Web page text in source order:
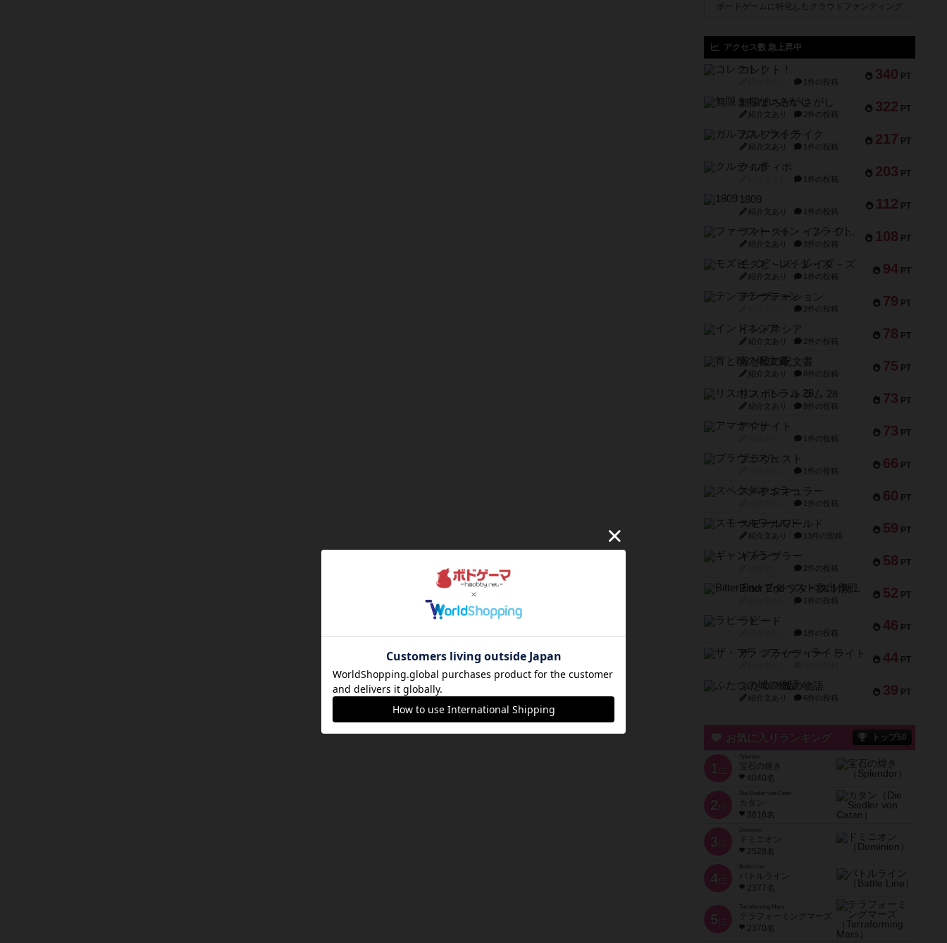
ボードゲームに特化したクラウドファンディング
アクセス数 急上昇中
340 PT
コレクト！
1件の投稿
322 PT
無限まちがいさがし
紹介文あり 2件の投稿
217 PT
ガルフストライク
紹介文あり 1件の投稿
203 PT
クルティボ
1件の投稿
112 PT
1809
紹介文あり 1件の投稿
108 PT
ファースト・イン・フライト
紹介文あり 3件の投稿
94 PT
モズビ－ズ・レイダ－ズ
紹介文あり 1件の投稿
79 PT
テンプテーション
2件の投稿
78 PT
インドネシア
紹介文あり 2件の投稿
75 PT
宵と暁の呪文書
紹介文あり 8件の投稿
73 PT
リスボン・トラム 28
紹介文あり 9件の投稿
73 PT
アマナイト
1件の投稿
66 PT
ブラヴェスト
1件の投稿
60 PT
スペクタキュラー
1件の投稿
59 PT
スモールワールド
紹介文あり 13件の投稿
58 PT
ギャンブラー
2件の投稿
52 PT
Bitter End ブタペスト救出作戦
1件の投稿
46 PT
ラピード
1件の投稿
44 PT
ザ・フラッフィー・ライト
39 PT
ふたつの城の物語
紹介文あり 6件の投稿
お気に入りランキング トップ50
1 位
宝石の煌き
4040名
2 位
Die Siedler von Catan
カタン
3616名
3 位
ドミニオン
2528名
4位
Battle Line
バトルライン
2377名
5 位
Terraforming Mars
テラフォーミングマーズ
2370名